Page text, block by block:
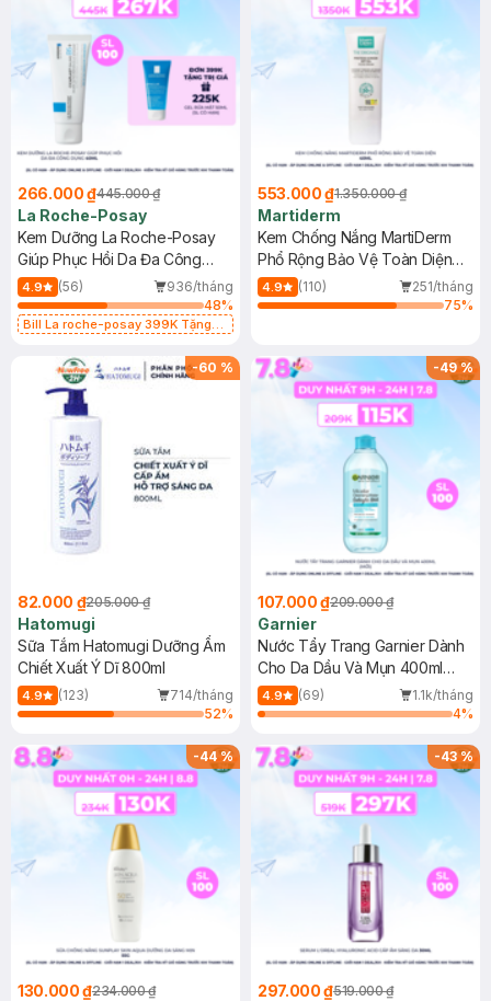
266.000 ₫445.000 ₫
La Roche-Posay
Kem Dưỡng La Roche-Posay
Giúp Phục Hồi Da Đa Công
Dụng 40ml
4.9 (56)
936/tháng
48%
Bill La roche-posay 399K Tặng
(SL có hạn)
553.000 ₫1.350.000 ₫
Martiderm
Kem Chống Nắng MartiDerm
Phổ Rộng Bảo Vệ Toàn Diện
40ml
4.9 (110)
251/tháng
75%
-60 %
82.000 ₫205.000 ₫
Hatomugi
Sữa Tắm Hatomugi Dưỡng Ẩm
Chiết Xuất Ý Dĩ 800ml
4.9 (123)
714/tháng
52%
-49%
107.000 ₫209.000 ₫
Garnier
Nước Tẩy Trang Garnier Dành
Cho Da Dầu Và Mụn 400ml
(Mới)
4.9 (69)
1.1k/tháng
4%
-44%
130.000 ₫234.000 ₫
-43%
297.000 ₫519.000 ₫